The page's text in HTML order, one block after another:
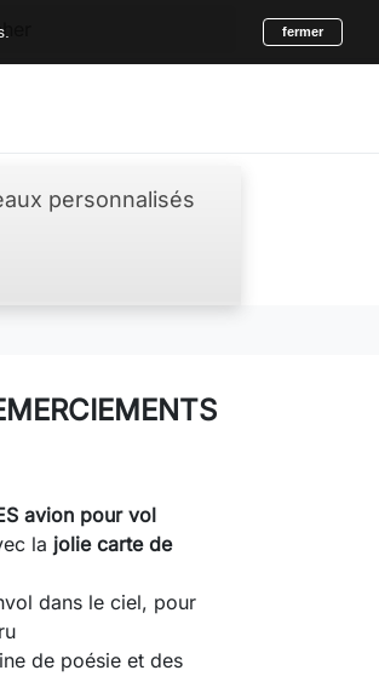
personnalisés
avion pour vol
la jolie carte de
dans le ciel, pour
de poésie et des
fermer